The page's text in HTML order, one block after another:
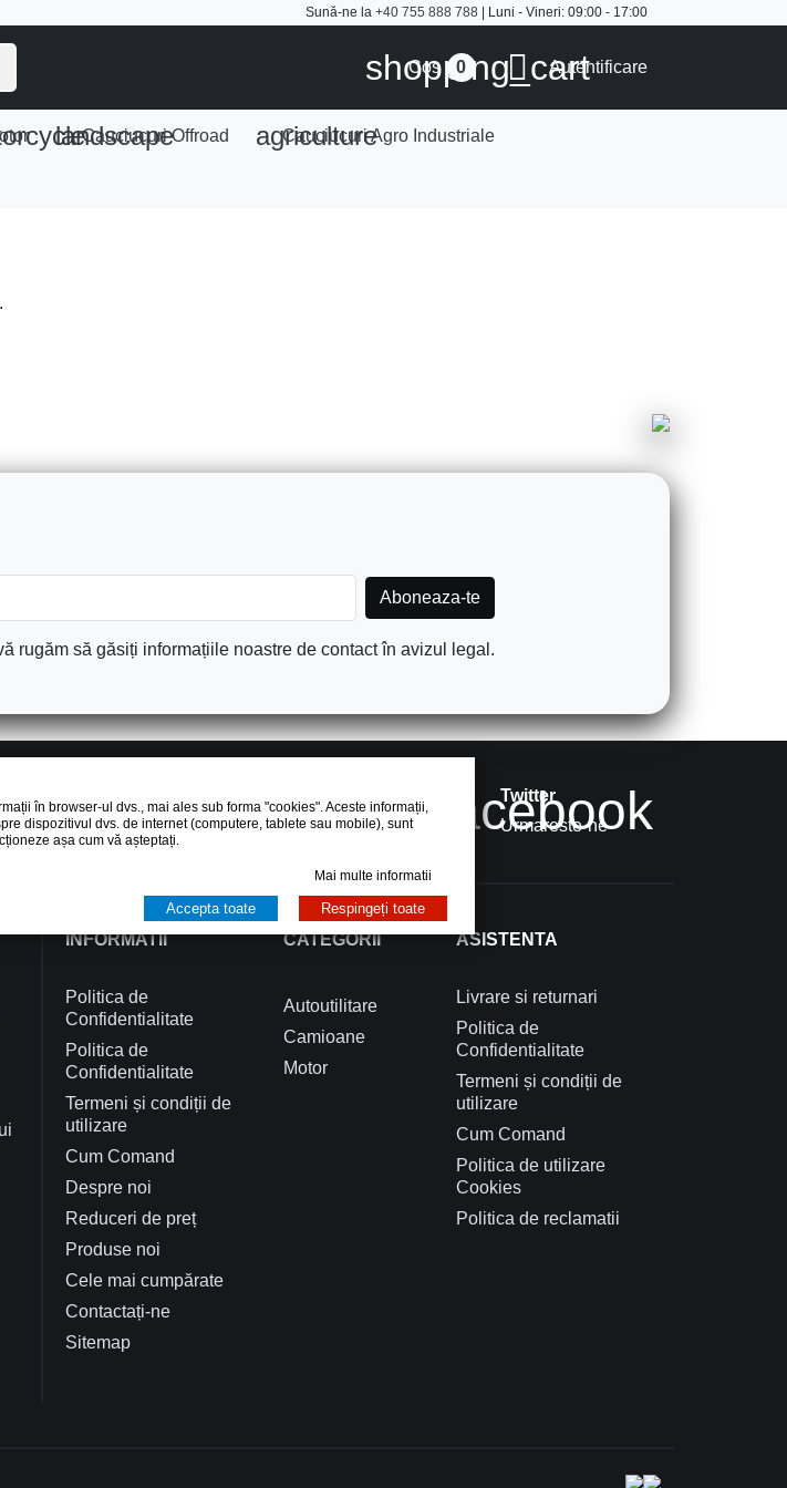
Sună-ne la +40 755 888 788 | Luni - Vineri: 09:00 - 17:00
shopping_cart
Cos 0  Autentificare
landscape
Cauciucuri Offroad agriculture
Cauciucuri Agro Industriale
rugăm să găsiți informațiile noastre de contact în avizul legal.
17:00
facebook
Da ne un like
facebook
Twitter
Urmareste-ne
INFORMATII
Politica de
Confidentialitate
Politica de
Confidentialitate
Termeni și condiții de
utilizare
Cum Comand
Despre noi
Reduceri de preț
Produse noi
Cele mai cumpărate
Contactați-ne
Sitemap
CATEGORII
Autoutilitare
Camioane
Motor
ASISTENTA
Livrare si returnari
Politica de
Confidentialitate
Termeni și condiții de
utilizare
Cum Comand
Politica de utilizare
Cookies
Politica de reclamatii
în browser-ul dvs., mai ales sub forma "cookies". Aceste informații,
dispozitivul dvs. de internet (computere, tablete sau mobile), sunt
așa cum vă așteptați.
Mai multe informatii
Accepta toate Respingeți toate